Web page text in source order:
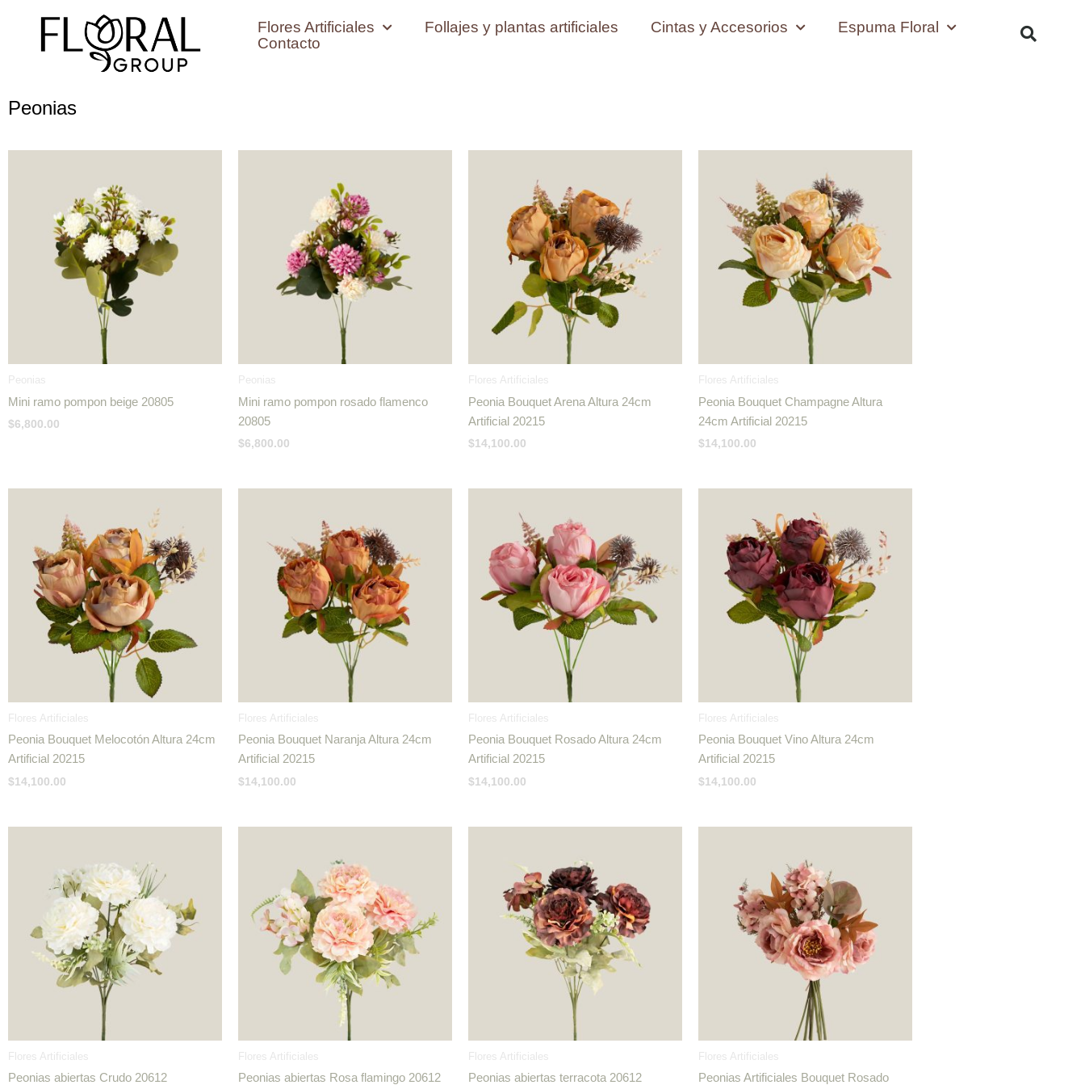
Flores Artificiales Follajes y plantas artificiales Cintas y Accesorios
Espuma Floral
Contacto
Peonias
Peonias
Mini ramo pompon beige 20805
$6,800.00
Peonias
Mini ramo pompon rosado flamenco
20805
$6,800.00
Flores Artificiales
Peonia Bouquet Arena Altura 24cm
Artificial 20215
$14,100.00
Flores Artificiales
Peonia Bouquet Champagne Altura
24cm Artificial 20215
$14,100.00
Flores Artificiales
Peonia Bouquet Melocotón Altura 24cm
Artificial 20215
$14,100.00
Flores Artificiales
Peonia Bouquet Naranja Altura 24cm
Artificial 20215
$14,100.00
Flores Artificiales
Peonia Bouquet Rosado Altura 24cm
Artificial 20215
$14,100.00
Flores Artificiales
Peonia Bouquet Vino Altura 24cm
Artificial 20215
$14,100.00
Flores Artificiales
Peonias abiertas Crudo 20612
Flores Artificiales
Peonias abiertas Rosa flamingo 20612
Flores Artificiales
Peonias abiertas terracota 20612
Flores Artificiales
Peonias Artificiales Bouquet Rosado